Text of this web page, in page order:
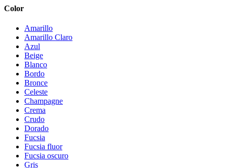
Color
Amarillo
Amarillo Claro
Azul
Beige
Blanco
Bordo
Bronce
Celeste
Champagne
Crema
Crudo
Dorado
Fucsia
Fucsia fluor
Fucsia oscuro
Gris